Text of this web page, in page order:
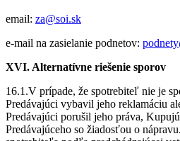
email: za@soi.sk
e-mail na zasielanie podnetov:
XVI. Alternatívne riešenie sporov
16.1.V prípade, že spotrebiteľ nie je
Predávajúci vybavil jeho reklamáciu
Predávajúci porušil jeho práva,
Predávajúceho so žiadosťou o